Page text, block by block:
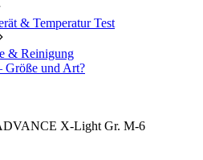
& Temperatur Test
& Reinigung
Größe und Art?
X-Light Gr. M-6